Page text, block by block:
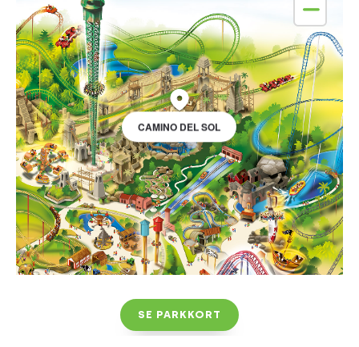
CAMINO DEL SOL
SE PARKKORT